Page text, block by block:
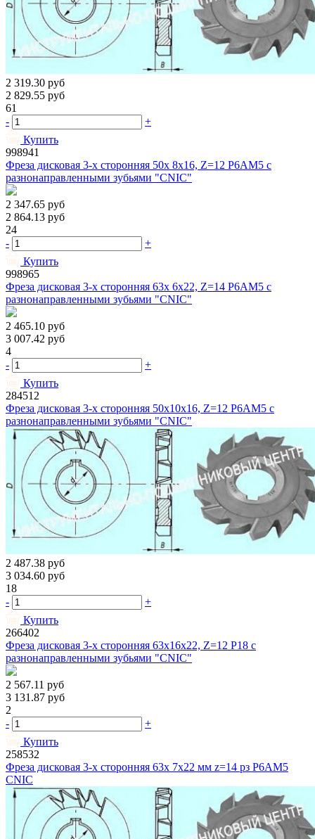
2 319.30 руб
2 829.55 руб
61
-
+
Купить
998941
Фреза дисковая 3-х сторонняя 50х 8х16, Z=12 Р6АМ5 с
разнонаправленными зубьями "CNIC"
2 347.65 руб
2 864.13 руб
24
-
+
Купить
998965
Фреза дисковая 3-х сторонняя 63х 6х22, Z=14 Р6АМ5 с
разнонаправленными зубьями "CNIC"
2 465.10 руб
3 007.42 руб
4
-
+
Купить
284512
Фреза дисковая 3-х сторонняя 50х10х16, Z=12 Р6АМ5 с
разнонаправленными зубьями "CNIC"
2 487.38 руб
3 034.60 руб
18
-
+
Купить
266402
Фреза дисковая 3-х сторонняя 63х16х22, Z=12 Р18 с
разнонаправленными зубьями "CNIC"
2 567.11 руб
3 131.87 руб
2
-
+
Купить
258532
Фреза дисковая 3-х сторонняя 63x 7x22 мм z=14 рз Р6АМ5
CNIC